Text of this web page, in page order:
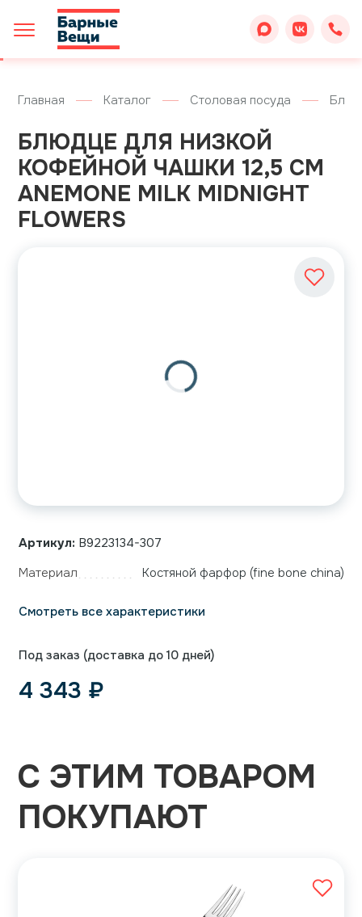
Главная Каталог Столовая посуда
БЛЮДЦЕ ДЛЯ НИЗКОЙ
КОФЕЙНОЙ ЧАШКИ 12,5 СМ
ANEMONE MILK MIDNIGHT
FLOWERS
Артикул: B9223134-307
Материал
Костяной фарфор (fine bone china)
Смотреть все характеристики
Под заказ (доставка до 10 дней)
4 343 ₽
С ЭТИМ ТОВАРОМ
ПОКУПАЮТ